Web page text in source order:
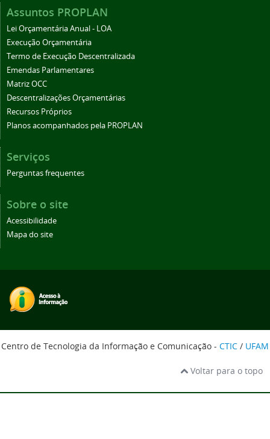
Assuntos PROPLAN
Lei Orçamentária Anual - LOA
Execução Orçamentária
Termo de Execução Descentralizada
Emendas Parlamentares
Matriz OCC
Descentralizações Orçamentárias
Recursos Próprios
Planos acompanhados pela PROPLAN
Serviços
Perguntas frequentes
Sobre o site
Acessibilidade
Mapa do site
Centro de Tecnologia da Informação e Comunicação - CTIC / UFAM
Voltar para o topo